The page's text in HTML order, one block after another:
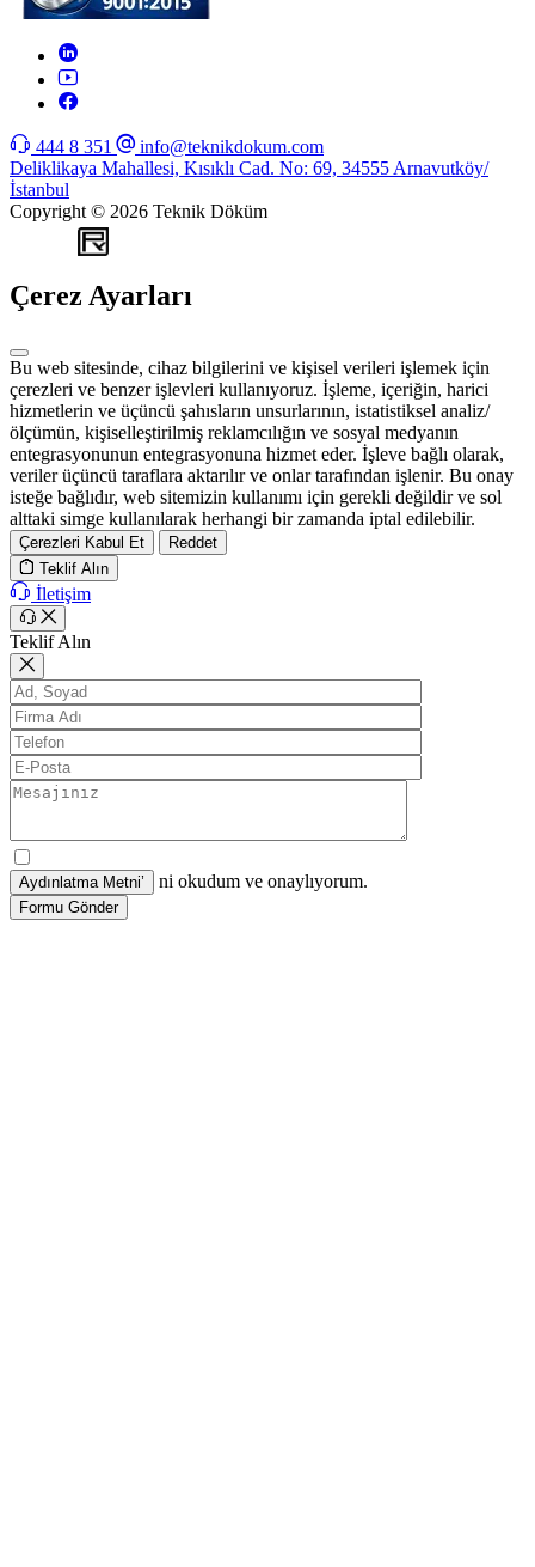
444 8 351
info@teknikdokum.com
Deliklikaya Mahallesi, Kısıklı Cad. No: 69, 34555 Arnavutköy/
İstanbul
Copyright © 2026 Teknik Döküm
Çerez Ayarları
Bu web sitesinde, cihaz bilgilerini ve kişisel verileri işlemek için
çerezleri ve benzer işlevleri kullanıyoruz. İşleme, içeriğin, harici
hizmetlerin ve üçüncü şahısların unsurlarının, istatistiksel analiz/
ölçümün, kişiselleştirilmiş reklamcılığın ve sosyal medyanın
entegrasyonunun entegrasyonuna hizmet eder. İşleve bağlı olarak,
veriler üçüncü taraflara aktarılır ve onlar tarafından işlenir. Bu onay
isteğe bağlıdır, web sitemizin kullanımı için gerekli değildir ve sol
alttaki simge kullanılarak herhangi bir zamanda iptal edilebilir.
Çerezleri Kabul Et
Reddet
Teklif Alın
İletişim
Teklif Alın
ni okudum ve onaylıyorum.
Formu Gönder